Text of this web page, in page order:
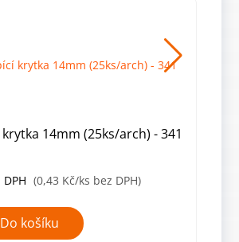
14mm (25ks/arch) - 341
DPH (0,43 Kč/ks bez DPH)
Do košíku